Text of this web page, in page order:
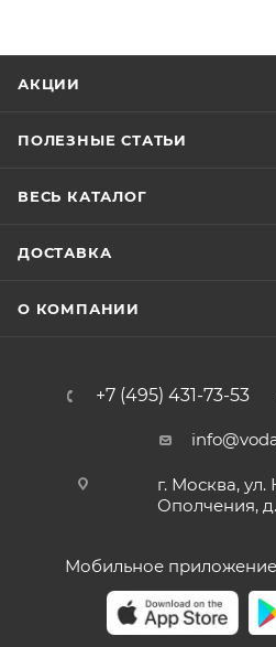
АКЦИИ
ПОЛЕЗНЫЕ СТАТЬИ
ВЕСЬ КАТАЛОГ
ДОСТАВКА
О КОМПАНИИ
+7 (495) 431-73-53
г. Москва,
Ополчения,
Мобильное